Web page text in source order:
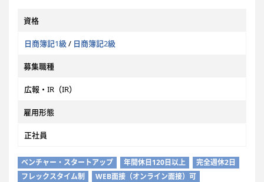
資格
日商簿記1級 / 日商簿記2級
募集職種
広報・IR（IR）
雇用形態
正社員
ベンチャー・スタートアップ 年間休日120日以上
完全週休2日
フレックスタイム制
WEB面接（オンライン面接）可